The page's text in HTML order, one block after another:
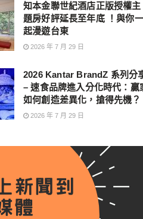
知本金聯世紀酒店正版授權主
題房好評延長至年底 ！與你一
起漫遊台東
2026 年 7 月 29 日
2026 Kantar BrandZ 系列分
– 速食品牌進入分化時代：贏
如何創造差異化，搶得先機？
2026 年 7 月 29 日